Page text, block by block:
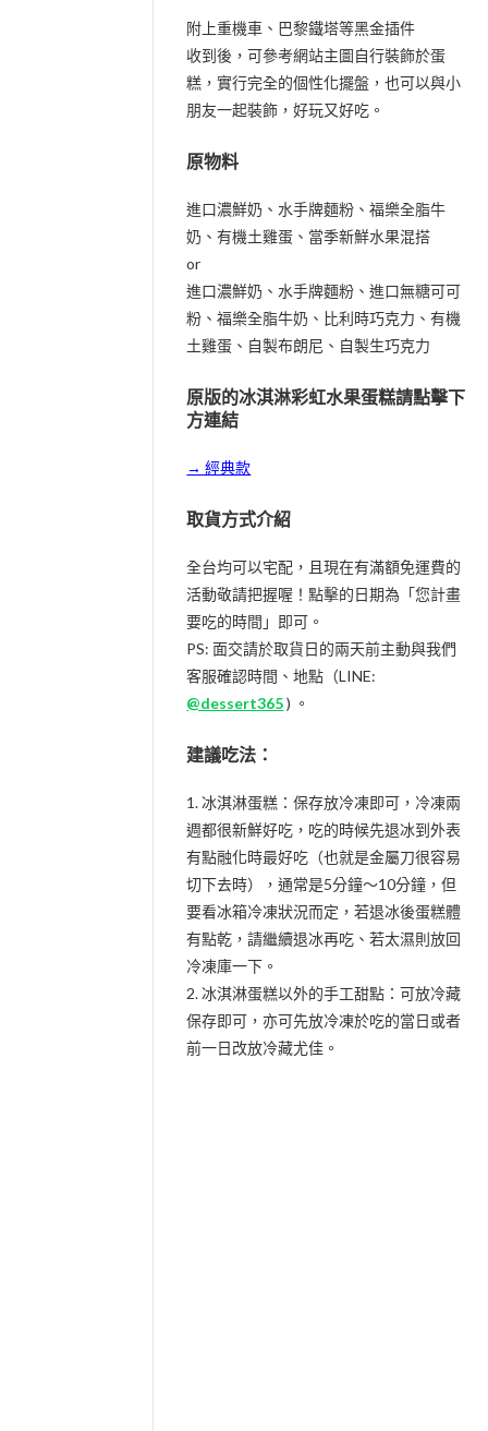
附上重機車、巴黎鐵塔等黑金插件
收到後，可參考網站主圖自行裝飾於蛋
糕，實行完全的個性化擺盤，也可以與小
朋友一起裝飾，好玩又好吃。
原物料
進口濃鮮奶、水手牌麵粉、福樂全脂牛
奶、有機土雞蛋、當季新鮮水果混搭
or
進口濃鮮奶、水手牌麵粉、進口無糖可可
粉、福樂全脂牛奶、比利時巧克力、有機
土雞蛋、自製布朗尼、自製生巧克力
原版的冰淇淋彩虹水果蛋糕請點擊下
方連結
→ 經典款
取貨方式介紹
全台均可以宅配，且現在有滿額免運費的
活動敬請把握喔！點擊的日期為「您計畫
要吃的時間」即可。
PS: 面交請於取貨日的兩天前主動與我們
客服確認時間、地點（LINE:
@dessert365) 。
建議吃法：
1. 冰淇淋蛋糕：保存放冷凍即可，冷凍兩
週都很新鮮好吃，吃的時候先退冰到外表
有點融化時最好吃（也就是金屬刀很容易
切下去時），通常是5分鐘～10分鐘，但
要看冰箱冷凍狀況而定，若退冰後蛋糕體
有點乾，請繼續退冰再吃、若太濕則放回
冷凍庫一下。
2. 冰淇淋蛋糕以外的手工甜點：可放冷藏
保存即可，亦可先放冷凍於吃的當日或者
前一日改放冷藏尤佳。